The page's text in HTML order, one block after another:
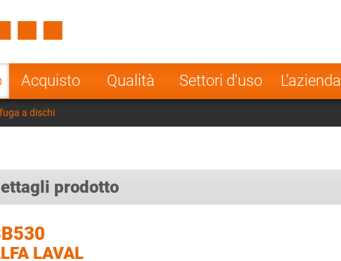
Acquisto Qualità Settori d'uso L'azienda
Poland Norway
a dischi
prodotto
LAVAL